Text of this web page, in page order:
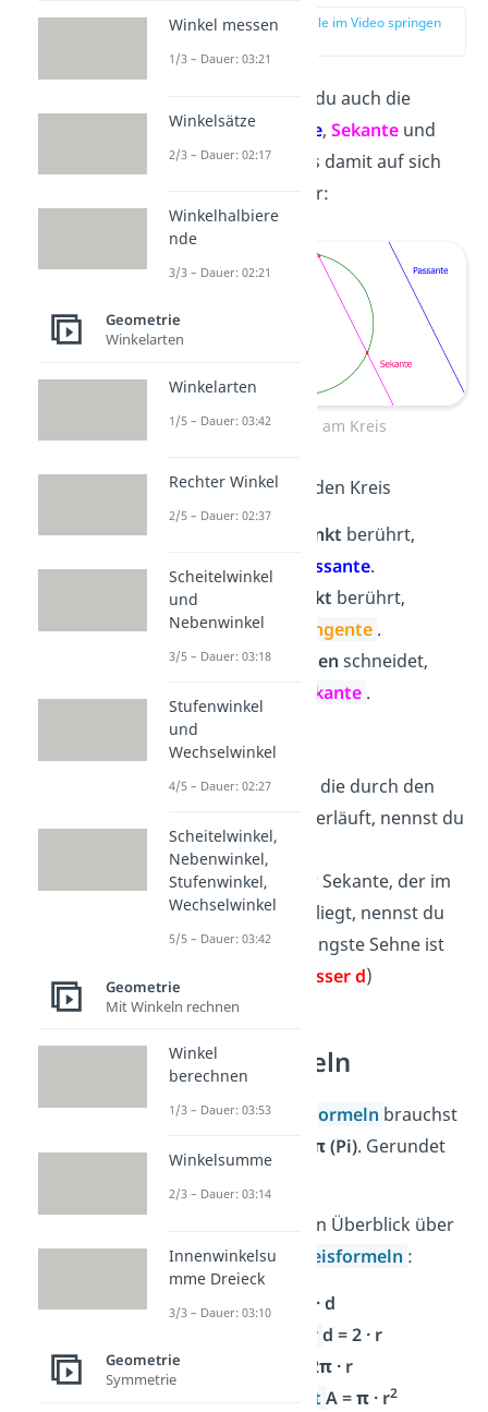
zur Stelle im Video springen
Vielleicht kennst du auch die
BegriffePassante, Sekante und
Tangente. Was es damit auf sich
hat, siehst du hier:
Geraden am Kreis
EineGerade, die den Kreis
keinem Punkt berührt,
nennst du
Passante.
einem Punkt berührt,
nennst du
Tangente .
inzwei Punkten schneidet,
Sekante .
Übrigens:
Eine Sekante, die durch den
Mittelpunkt verläuft, nennst du
Zentrale.
Den Teil einer Sekante, der im
Kreisinneren liegt, nennst du
Sehne. (Die längste Sehne ist
Durchmesser d)
Kreis Formeln
Für einigeKreis Formeln brauchst
Kreiszahl π (Pi). Gerundet
Hier hast du einen Überblick über
alle wichtigen
Kreisformeln :
Radius
r = ½ · d
Durchmesserd = 2 · r
U = 2π · r
Flächeninhalt A = π · r2
Winkel messen
1/3 – Dauer: 03:21
Winkelsätze
2/3 – Dauer: 02:17
Winkelhalbiere
nde
3/3 – Dauer: 02:21
Geometrie
Winkelarten
Winkelarten
1/5 – Dauer: 03:42
Rechter Winkel
2/5 – Dauer: 02:37
Scheitelwinkel
und
Nebenwinkel
3/5 – Dauer: 03:18
Stufenwinkel
und
Wechselwinkel
4/5 – Dauer: 02:27
Scheitelwinkel,
Nebenwinkel,
Stufenwinkel,
Wechselwinkel
5/5 – Dauer: 03:42
Geometrie
Mit Winkeln rechnen
Winkel
berechnen
1/3 – Dauer: 03:53
Winkelsumme
2/3 – Dauer: 03:14
Innenwinkelsu
mme Dreieck
3/3 – Dauer: 03:10
Geometrie
Symmetrie